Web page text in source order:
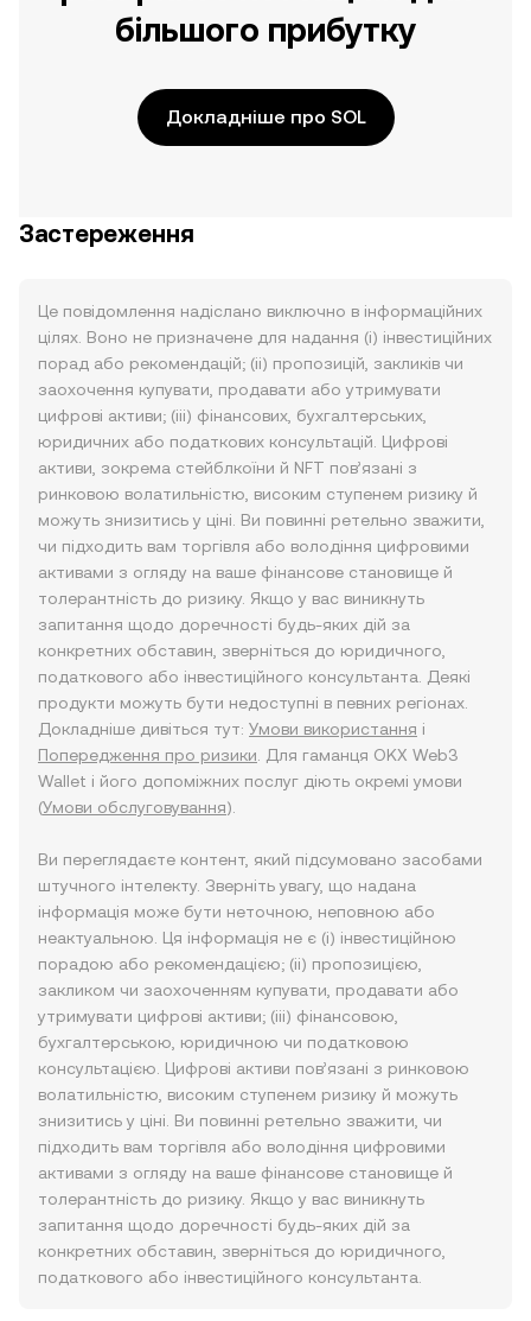
більшого прибутку
Докладніше про SOL
Застереження
Це повідомлення надіслано виключно в інформаційних
цілях. Воно не призначене для надання (i) інвестиційних
порад або рекомендацій; (ii) пропозицій, закликів чи
заохочення купувати, продавати або утримувати
цифрові активи; (iii) фінансових, бухгалтерських,
юридичних або податкових консультацій. Цифрові
активи, зокрема стейблкоїни й NFT пов’язані з
ринковою волатильністю, високим ступенем ризику й
можуть знизитись у ціні. Ви повинні ретельно зважити,
чи підходить вам торгівля або володіння цифровими
активами з огляду на ваше фінансове становище й
толерантність до ризику. Якщо у вас виникнуть
запитання щодо доречності будь-яких дій за
конкретних обставин, зверніться до юридичного,
податкового або інвестиційного консультанта. Деякі
продукти можуть бути недоступні в певних регіонах.
Докладніше дивіться тут: Умови використання і
Попередження про ризики . Для гаманця OKX Web3
Wallet і його допоміжних послуг діють окремі умови
(Умови обслуговування).
Ви переглядаєте контент, який підсумовано засобами
штучного інтелекту. Зверніть увагу, що надана
інформація може бути неточною, неповною або
неактуальною. Ця інформація не є (i) інвестиційною
порадою або рекомендацією; (ii) пропозицією,
закликом чи заохоченням купувати, продавати або
утримувати цифрові активи; (iii) фінансовою,
бухгалтерською, юридичною чи податковою
консультацією. Цифрові активи пов’язані з ринковою
волатильністю, високим ступенем ризику й можуть
знизитись у ціні. Ви повинні ретельно зважити, чи
підходить вам торгівля або володіння цифровими
активами з огляду на ваше фінансове становище й
толерантність до ризику. Якщо у вас виникнуть
запитання щодо доречності будь-яких дій за
конкретних обставин, зверніться до юридичного,
податкового або інвестиційного консультанта.